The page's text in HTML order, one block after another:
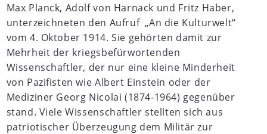
Max Planck, Adolf von Harnack und Fritz Haber,
unterzeichneten den Aufruf „An die Kulturwelt“
vom 4. Oktober 1914. Sie gehörten damit zur
Mehrheit der kriegsbefürwortenden
Wissenschaftler, der nur eine kleine Minderheit
von Pazifisten wie Albert Einstein oder der
Mediziner Georg Nicolai (1874-1964) gegenüber
stand. Viele Wissenschaftler stellten sich aus
patriotischer Überzeugung dem Militär zur